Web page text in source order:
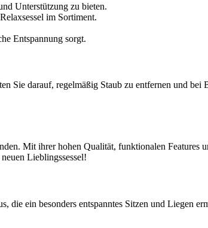
Unterstützung zu bieten.
im Sortiment.
Entspannung sorgt.
Sie darauf, regelmäßig Staub zu entfernen und
Mit ihrer hohen Qualität, funktionalen Features
Lieblingssessel!
ein besonders entspanntes Sitzen und Liegen